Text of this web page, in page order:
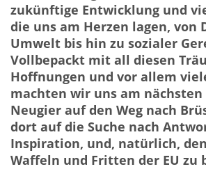
zukünftige Entwicklung und
die uns am Herzen lagen, von
Umwelt bis hin zu sozialer
Vollbepackt mit all diesen
Hoffnungen und vor allem
machten wir uns am nächsten
Neugier auf den Weg nach
dort auf die Suche nach
Inspiration, und, natürlich,
Waffeln und Fritten der EU zu